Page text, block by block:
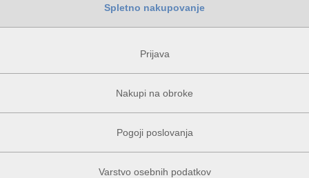
Spletno nakupovanje
Prijava
Nakupi na obroke
Pogoji poslovanja
Varstvo osebnih podatkov